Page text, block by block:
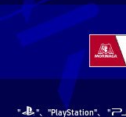
" "、"PlayStation"、 "